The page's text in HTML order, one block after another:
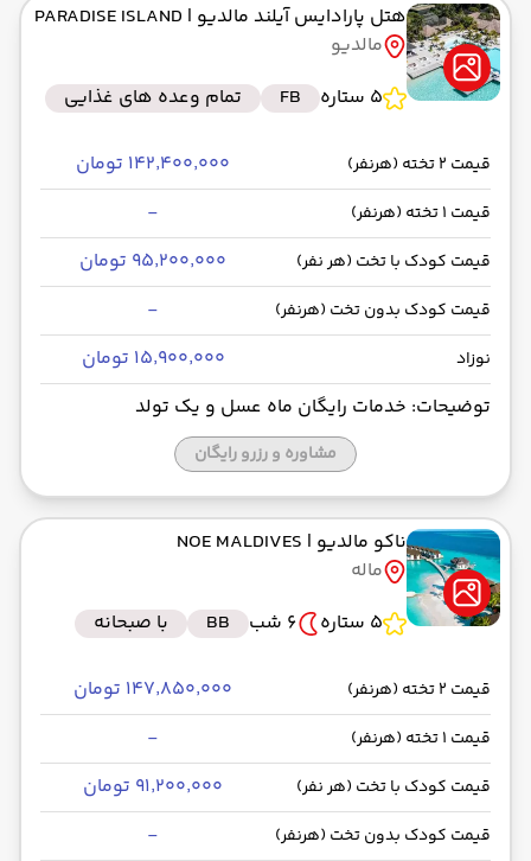
هتل پارادایس آیلند مالدیو | PARADISE ISLAND
مالدیو
5 ستاره
FB تمام وعده های غذایی
قیمت 2 تخته (هرنفر) ۱۴۲٬۴۰۰٬۰۰۰ تومان
قیمت 1 تخته (هرنفر) -
قیمت کودک با تخت (هر نفر) ۹۵٬۲۰۰٬۰۰۰ تومان
قیمت کودک بدون تخت (هرنفر) -
نوزاد
۱۵٬۹۰۰٬۰۰۰ تومان
توضیحات: خدمات رایگان ماه عسل و یک تولد
مشاوره و رزرو رایگان
ناکو مالدیو | NOE MALDIVES
ماله
5 ستاره
6 شب BB با صبحانه
قیمت 2 تخته (هرنفر) ۱۴۷٬۸۵۰٬۰۰۰ تومان
قیمت 1 تخته (هرنفر) -
قیمت کودک با تخت (هر نفر) ۹۱٬۲۰۰٬۰۰۰ تومان
قیمت کودک بدون تخت (هرنفر) -